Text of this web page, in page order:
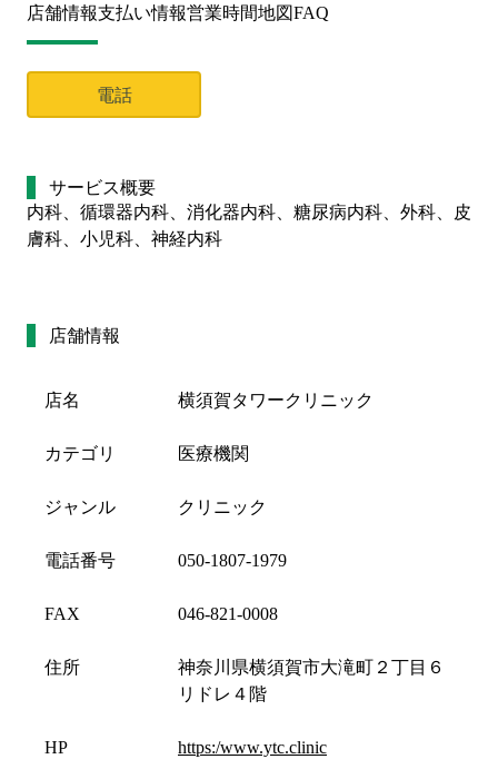
店舗情報支払い情報営業時間地図FAQ
電話
サービス概要
内科、循環器内科、消化器内科、糖尿病内科、外科、皮
膚科、小児科、神経内科
店舗情報
店名 横須賀タワークリニック
カテゴリ 医療機関
ジャンル クリニック
電話番号 050-1807-1979
FAX 046-821-0008
住所
神奈川県横須賀市大滝町２丁目６
リドレ４階
HP https:/www.ytc.clinic